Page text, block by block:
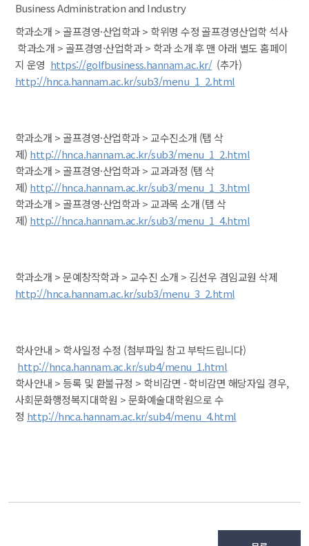
Business Administration and Industry
학과소개 > 골프경영·산업학과 > 학위명 수정 골프경영산업학 석사
학과소개 > 골프경영·산업학과 > 학과 소개 후 맨 아래 별도 홈페이
지 운영 https://golfbusiness.hannam.ac.kr/ (추가)
http://hnca.hannam.ac.kr/sub3/menu_1_2.html
학과소개 > 골프경영·산업학과 > 교수진소개 (탭 삭
제) http://hnca.hannam.ac.kr/sub3/menu_1_2.html
학과소개 > 골프경영·산업학과 > 교과과정 (탭 삭
제) http://hnca.hannam.ac.kr/sub3/menu_1_3.html
학과소개 > 골프경영·산업학과 > 교과목 소개 (탭 삭
제) http://hnca.hannam.ac.kr/sub3/menu_1_4.html
학과소개 > 문예창작학과 > 교수진 소개 > 김선우 겸임교원 삭제
http://hnca.hannam.ac.kr/sub3/menu_3_2.html
학사안내 > 학사일정 수정 (첨부파일 참고 부탁드립니다)
http://hnca.hannam.ac.kr/sub4/menu_1.html
학사안내 > 등록 및 환불규정 > 학비감면 - 학비감면 해당자일 경우,
사회문화행정복지대학원 > 문화예술대학원으로 수
정 http://hnca.hannam.ac.kr/sub4/menu_4.html